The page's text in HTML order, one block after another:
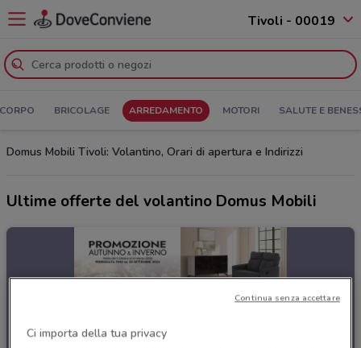
Tivoli - 00019
BRICOLAGE ARREDAMENTO MOTORI SALUTE E
Domus Mobili Tivoli: Volantino, Orari di apertura e Indirizzi
Ultime offerte del volantino Domus Mobili
Ci importa della tua privacy
Continua senza accettare